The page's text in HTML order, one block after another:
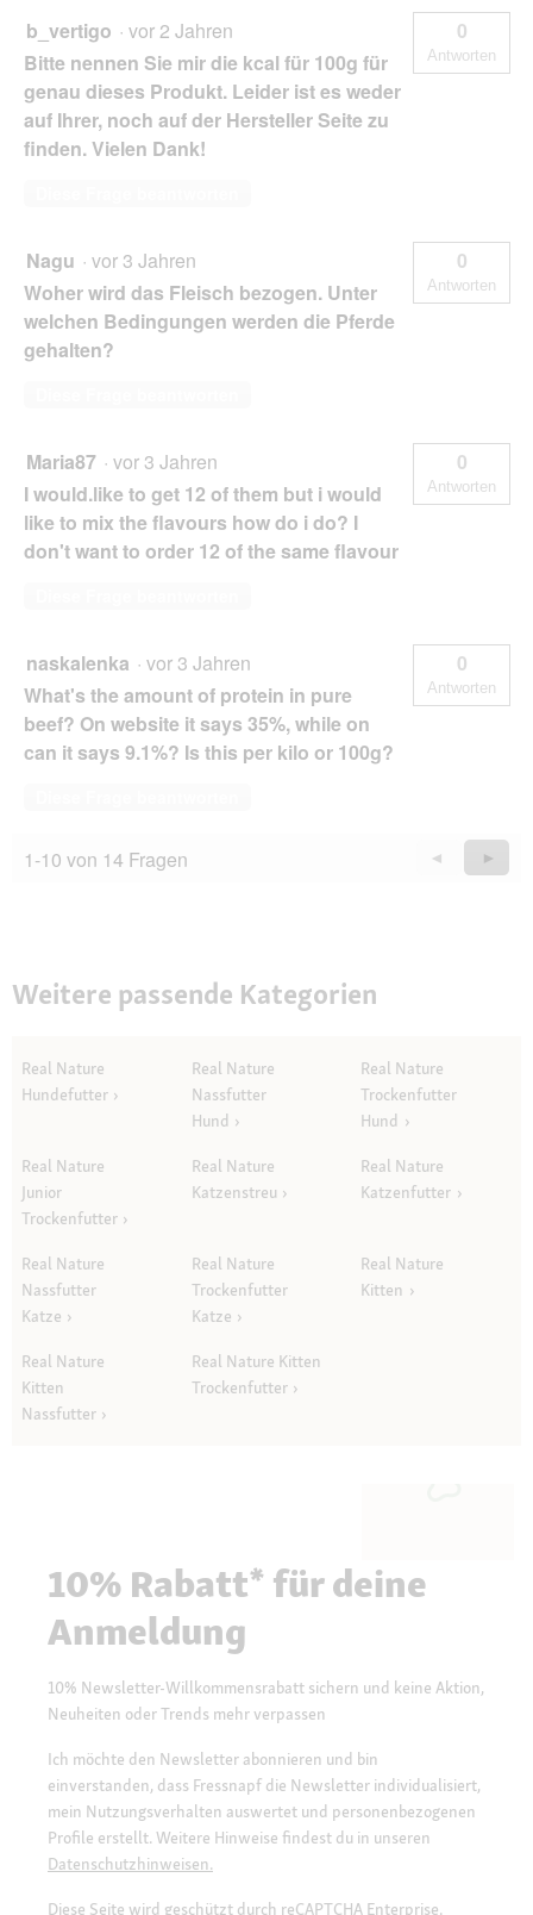
b_vertigo · vor 2 Jahren
Bitte nennen Sie mir die kcal für 100g für
genau dieses Produkt. Leider ist es weder
auf Ihrer, noch auf der Hersteller Seite zu
finden. Vielen Dank!
0
Antworten
Nagu · vor 3 Jahren
Woher wird das Fleisch bezogen. Unter
welchen Bedingungen werden die Pferde
gehalten?
0
Antworten
Maria87 · vor 3 Jahren
I would.like to get 12 of them but i would
like to mix the flavours how do i do? I
don't want to order 12 of the same flavour
0
Antworten
naskalenka · vor 3 Jahren
What's the amount of protein in pure
beef? On website it says 35%, while on
can it says 9.1%? Is this per kilo or 100g?
0
Antworten
1-10 von 14 Fragen
Zurück
Questions
◄
Weiter
►
Weitere passende Kategorien
Real Nature
Hundefutter
Real Nature
Nassfutter
Hund
Real Nature
Trockenfutter
Hund
Real Nature
Junior
Trockenfutter
Real Nature
Katzenstreu
Real Nature
Katzenfutter
Real Nature
Nassfutter
Katze
Real Nature
Trockenfutter
Katze
Real Nature
Kitten
Real Nature
Kitten
Nassfutter
Real Nature Kitten
Trockenfutter
10% Rabatt* für deine
Anmeldung
10% Newsletter-Willkommensrabatt sichern und keine Aktion,
Neuheiten oder Trends mehr verpassen
Ich möchte den Newsletter abonnieren und bin
einverstanden, dass Fressnapf die Newsletter individualisiert,
mein Nutzungsverhalten auswertet und personenbezogenen
Profile erstellt. Weitere Hinweise findest du in unseren
Datenschutzhinweisen.
Diese Seite wird geschützt durch reCAPTCHA Enterprise.